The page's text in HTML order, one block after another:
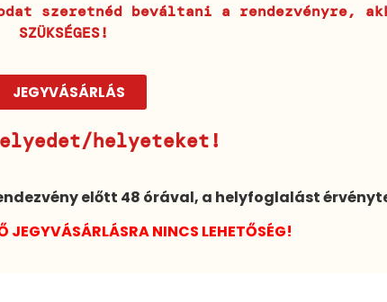
beváltani a rendezvényre, akkor
SZÜKSÉGES!
JEGYVÁSÁRLÁS
helyeteket!
előtt 48 órával, a helyfoglalást
JEGYVÁSÁRLÁSRA NINCS LEHETŐSÉG!